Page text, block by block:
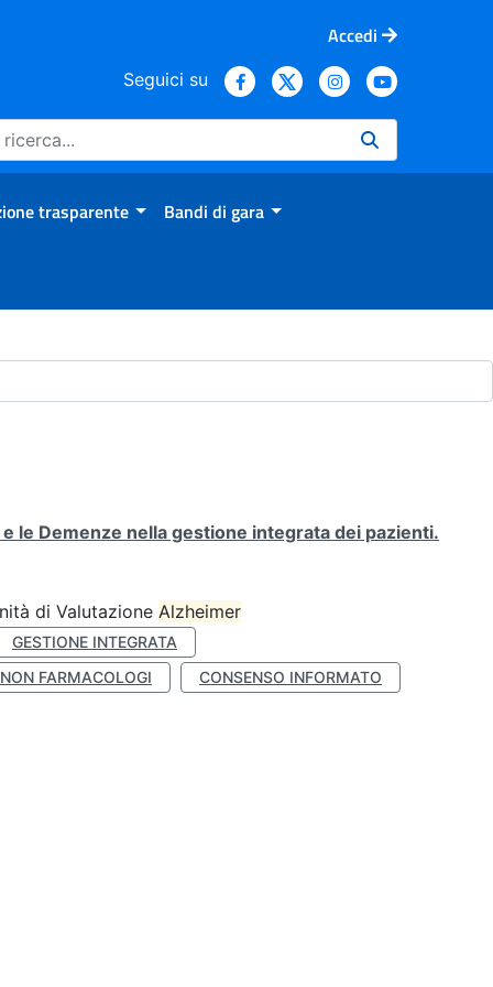
Accedi
Seguici su
trasparente Bandi di gara
le Demenze nella gestione integrata dei pazienti.
di Valutazione Alzheimer
GESTIONE INTEGRATA
FARMACOLOGI
CONSENSO INFORMATO